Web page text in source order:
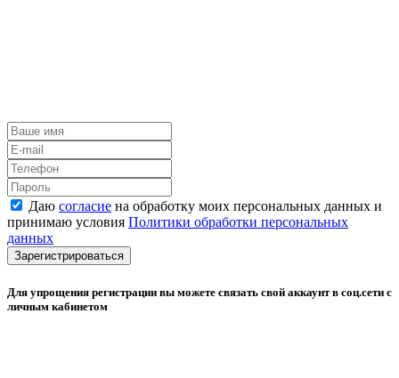
Даю согласие на обработку моих персональных данных и
принимаю условия Политики обработки персональных
данных
Зарегистрироваться
Для упрощения регистрации вы можете связать свой аккаунт в соц.сети с
личным кабинетом